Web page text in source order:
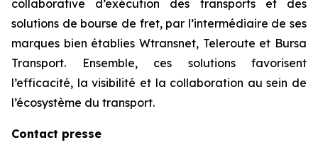
collaborative d’exécution des transports et des
solutions de bourse de fret, par l’intermédiaire de ses
marques bien établies Wtransnet, Teleroute et Bursa
Transport. Ensemble, ces solutions favorisent
l’efficacité, la visibilité et la collaboration au sein de
l’écosystème du transport.
Contact presse